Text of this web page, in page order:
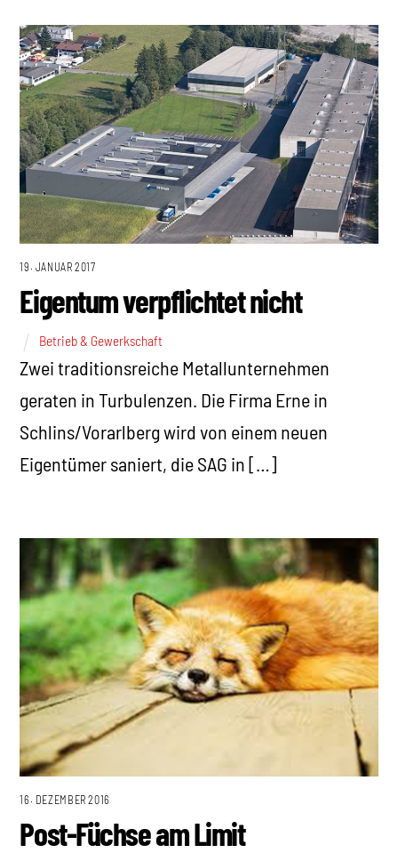
19. JANUAR 2017
Eigentum verpflichtet nicht
Betrieb & Gewerkschaft
Zwei traditionsreiche Metallunternehmen
geraten in Turbulenzen. Die Firma Erne in
Schlins/Vorarlberg wird von einem neuen
Eigentümer saniert, die SAG in […]
16. DEZEMBER 2016
Post-Füchse am Limit